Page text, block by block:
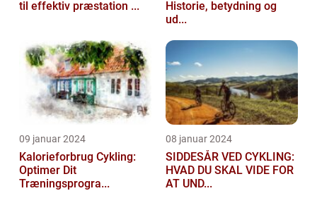
til effektiv præstation ...
Historie, betydning og
ud...
09 januar 2024
Kalorieforbrug Cykling:
Optimer Dit
Træningsprogra...
08 januar 2024
SIDDESÅR VED CYKLING:
HVAD DU SKAL VIDE FOR
AT UND...